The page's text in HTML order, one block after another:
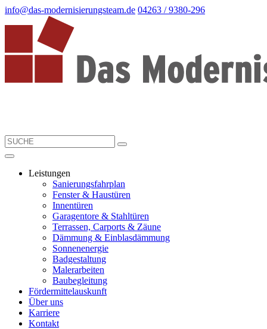
info@das-modernisierungsteam.de 04263 / 9380-296
Leistungen
Sanierungsfahrplan
Fenster & Haustüren
Innentüren
Garagentore & Stahltüren
Terrassen, Carports & Zäune
Dämmung & Einblasdämmung
Sonnenenergie
Badgestaltung
Malerarbeiten
Baubegleitung
Fördermittelauskunft
Über uns
Karriere
Kontakt